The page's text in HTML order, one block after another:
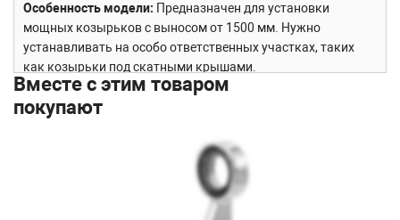
Особенность модели Предназначен для установки
мощных козырьков с выносом от 1500 мм. Нужно
устанавливать на особо ответственных участках, таких
как козырьки под скатными крышами.
Сборка и установка
Со стойки фасада в месте крепления
кондуктора снимается крышка, после чего в
помощью специальных саморезов. Далее на кондуктор
или k612, после чего по
плану монтируются остальные комплектующие козырька.
Вместе с этим товаром
покупают